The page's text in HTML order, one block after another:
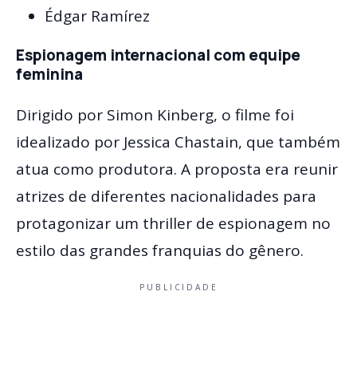
Édgar Ramírez
Espionagem internacional com equipe
feminina
Dirigido por Simon Kinberg, o filme foi
idealizado por Jessica Chastain, que também
atua como produtora. A proposta era reunir
atrizes de diferentes nacionalidades para
protagonizar um thriller de espionagem no
estilo das grandes franquias do gênero.
PUBLICIDADE